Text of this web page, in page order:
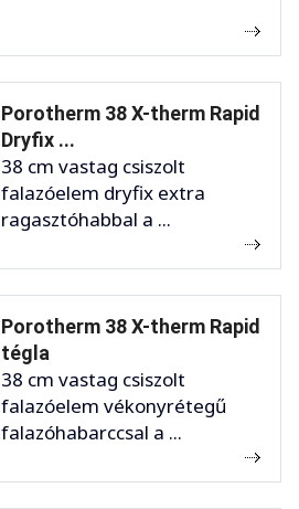
Porotherm 38 X-therm Rapid
Dryfix ...
38 cm vastag csiszolt
falazóelem dryfix extra
ragasztóhabbal a ...
Porotherm 38 X-therm Rapid
tégla
38 cm vastag csiszolt
falazóelem vékonyrétegű
falazóhabarccsal a ...